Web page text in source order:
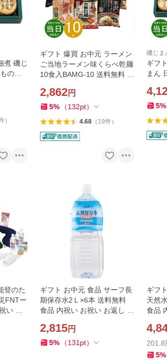
煮 磯じ
のめ
お返し
し対
）
ギフト 爆買 お中元 ラーメン
ご当地ラーメン味くらべ乾麺
10食入BAMG-10 送料無料 最
返し 香典返し お供え
2,862円
5% （132pt）
4.68（ 19件）
磯じま
ギフ
まん
送 食
香典
5%
登のた
FNTー
い お
ギフト お中元 食品 サーフ長
期保存水2Ｌ×6本 送料無料
食品 内祝い お祝い お返し 香
2,815円
5% （131 pt）
ギフ
天然
食品
201.8
5%